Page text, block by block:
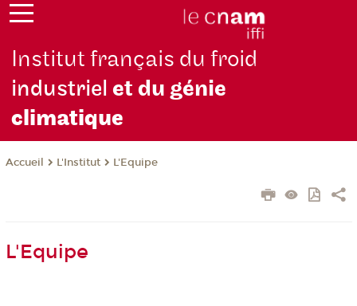
Institut français du froid
industrielet du génie
climatique
Accueil L'Institut L'Equipe
L'Equipe